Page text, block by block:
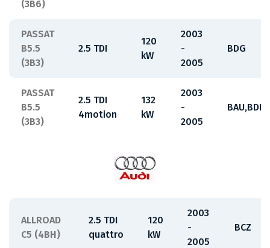
(3B6)
PASSAT
B5.5
(3B3)
2.5 TDI
120
kW
2003
-
2005
BDG
PASSAT
B5.5
(3B3)
2.5 TDI
4motion
132
kW
2003
-
2005
BAU,BDH
ALLROAD
C5 (4BH)
2.5 TDI
quattro
120
kW
2003
-
2005
BCZ